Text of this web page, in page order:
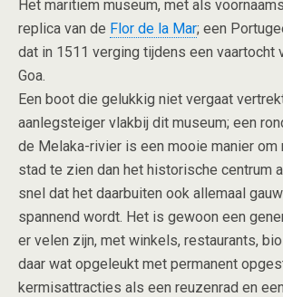
Het maritiem museum, met als
replica van de Flor de la Mar; een
dat in 1511 verging tijdens een vaartocht
Goa.
Een boot die gelukkig niet vergaat
aanlegsteiger vlakbij dit museum; een
de Melaka-rivier is een mooie manier om
stad te zien dan het historische centrum
snel dat het daarbuiten ook allemaal
spannend wordt. Het is gewoon een
er velen zijn, met winkels, restaurants,
daar wat opgeleukt met permanent
kermisattracties als een reuzenrad en